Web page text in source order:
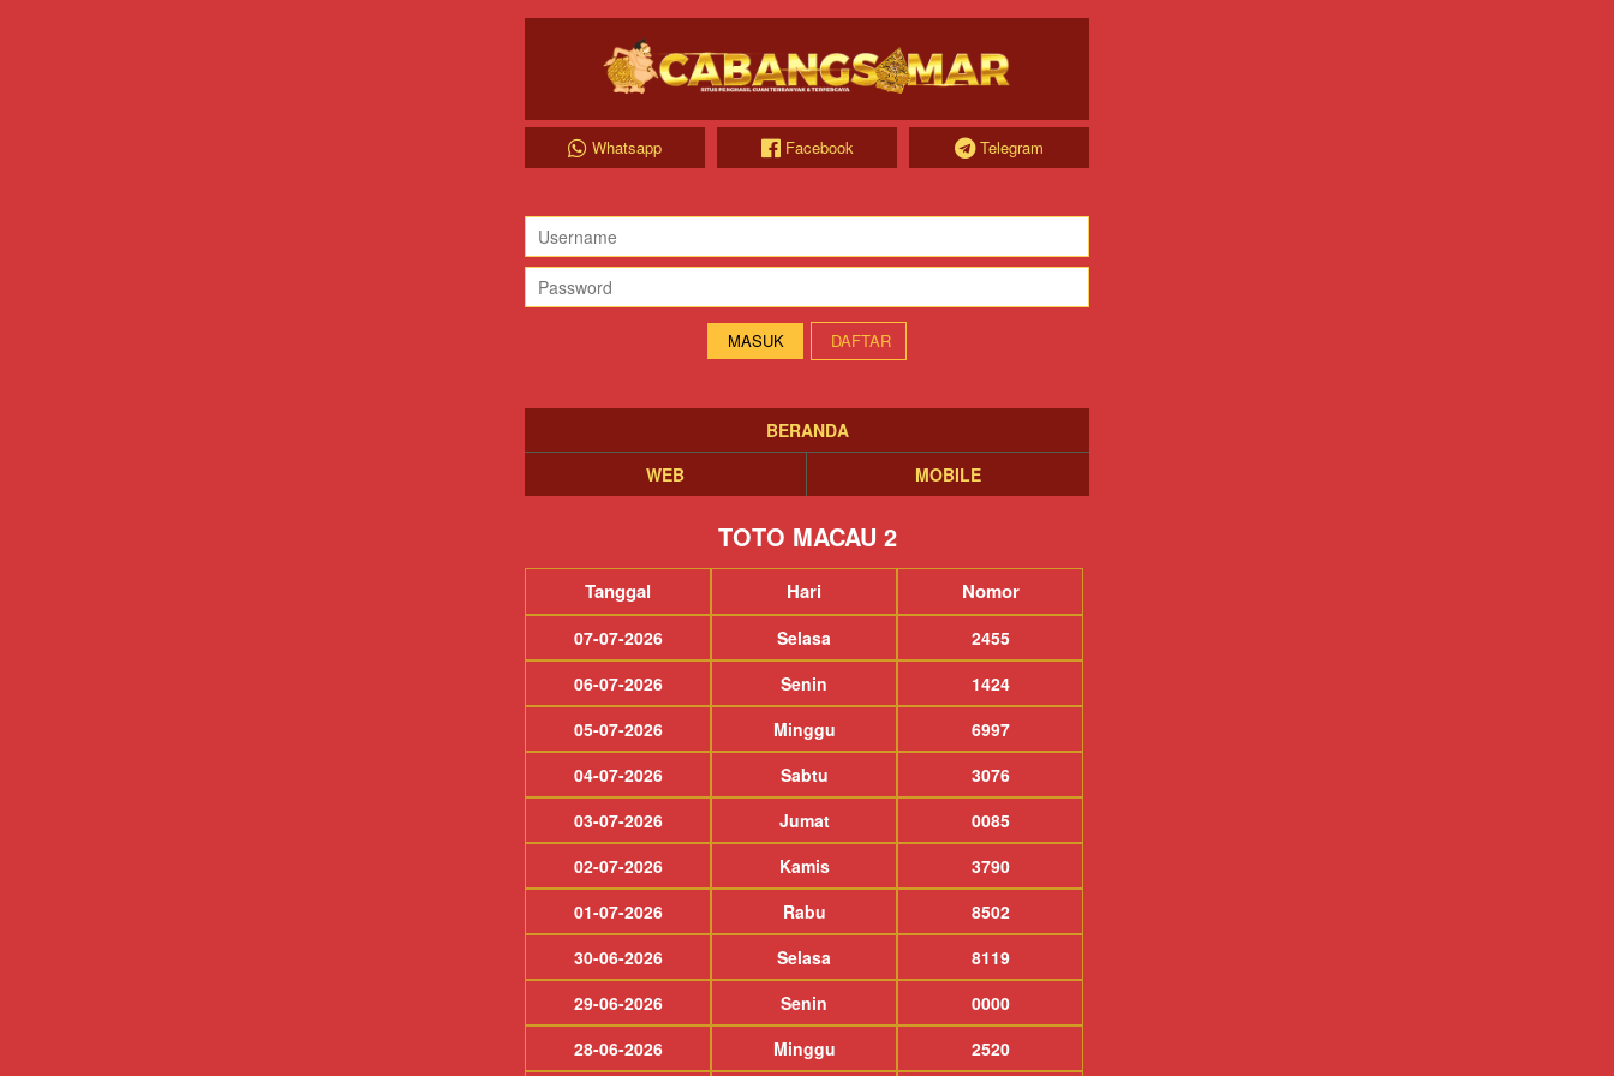
Whatsapp Facebook Telegram
DAFTAR
BERANDA
WEB
MOBILE
TOTO MACAU 2
Tanggal Hari Nomor
07-07-2026 Selasa
2455
06-07-2026
Senin
1424
05-07-2026
Minggu
6997
04-07-2026
Sabtu
3076
03-07-2026
Jumat
0085
02-07-2026
Kamis
3790
01-07-2026
Rabu
8502
30-06-2026
Selasa
8119
29-06-2026
Senin
0000
28-06-2026
Minggu 2520